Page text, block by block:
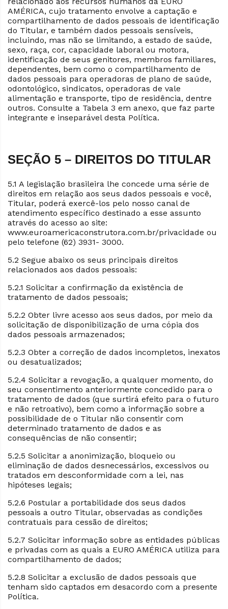
AMÉRICA, cujo tratamento envolve a captação e
compartilhamento de dados pessoais de identificação
do Titular, e também dados pessoais sensíveis,
incluindo, mas não se limitando, a estado de saúde,
sexo, raça, cor, capacidade laboral ou motora,
identificação de seus genitores, membros familiares,
dependentes, bem como o compartilhamento de
dados pessoais para operadoras de plano de saúde,
odontológico, sindicatos, operadoras de vale
alimentação e transporte, tipo de residência, dentre
outros. Consulte a Tabela 3 em anexo, que faz parte
integrante e inseparável desta Política.
SEÇÃO 5 – DIREITOS DO TITULAR
5.1 A legislação brasileira lhe concede uma série de
direitos em relação aos seus dados pessoais e você,
Titular, poderá exercê-los pelo nosso canal de
atendimento específico destinado a esse assunto
através do acesso ao site:
www.euroamericaconstrutora.com.br/privacidade ou
pelo telefone (62) 3931- 3000.
5.2 Segue abaixo os seus principais direitos
relacionados aos dados pessoais:
5.2.1 Solicitar a confirmação da existência de
tratamento de dados pessoais;
5.2.2 Obter livre acesso aos seus dados, por meio da
solicitação de disponibilização de uma cópia dos
dados pessoais armazenados;
5.2.3 Obter a correção de dados incompletos, inexatos
ou desatualizados;
5.2.4 Solicitar a revogação, a qualquer momento, do
seu consentimento anteriormente concedido para o
tratamento de dados (que surtirá efeito para o futuro
e não retroativo), bem como a informação sobre a
possibilidade de o Titular não consentir com
determinado tratamento de dados e as
consequências de não consentir;
5.2.5 Solicitar a anonimização, bloqueio ou
eliminação de dados desnecessários, excessivos ou
tratados em desconformidade com a lei, nas
hipóteses legais;
5.2.6 Postular a portabilidade dos seus dados
pessoais a outro Titular, observadas as condições
contratuais para cessão de direitos;
5.2.7 Solicitar informação sobre as entidades públicas
e privadas com as quais a EURO AMÉRICA utiliza para
compartilhamento de dados;
5.2.8 Solicitar a exclusão de dados pessoais que
tenham sido captados em desacordo com a presente
Política.